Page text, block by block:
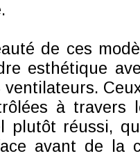
de ces
esthétique
ventilateurs.
à travers
plutôt réussi,
avant de la